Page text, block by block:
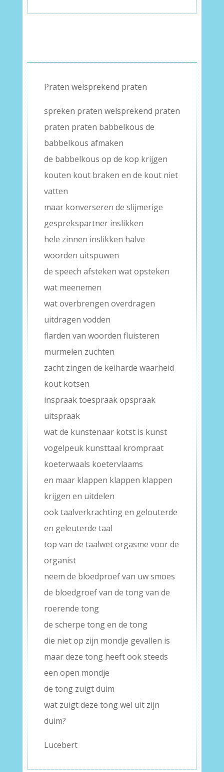
Praten welsprekend praten
spreken praten welsprekend praten
praten praten babbelkous de
babbelkous afmaken
de babbelkous op de kop krijgen
kouten kout braken en de kout niet
vatten
maar konverseren de slijmerige
gesprekspartner inslikken
hele zinnen inslikken halve
woorden uitspuwen
de speech afsteken wat opsteken
wat meenemen
wat overbrengen overdragen
uitdragen vodden
flarden van woorden fluisteren
murmelen zuchten
zacht zingen de keiharde waarheid
kout kotsen
inspraak toespraak opspraak
uitspraak
wat de kunstenaar kotst is kunst
vogelpeuk kunsttaal krompraat
koeterwaals koetervlaams
en maar klappen klappen klappen
krijgen en uitdelen
ook taalverkrachting en gelouterde
en geleuterde taal
top van de taalwet orgasme voor de
organist
neem de bloedproef van uw smoes
de bloedgroef van de tong van de
roerende tong
de scherpe tong en de tong
die niet op zijn mondje gevallen is
maar deze tong heeft ook steeds
een open mondje
de tong zuigt duim
wat zuigt deze tong wel uit zijn
duim?
Lucebert